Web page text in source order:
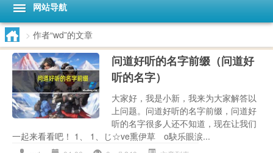
网站导航
> 作者“wd”的文章
问道好听的名字前缀（问道好
听的名字）
大家好，我是小新，我来为大家解答以
上问题。问道好听的名字前缀，问道好
听的名字很多人还不知道，现在让我们
一起来看看吧！ 1、 1、じ☆ve熏伊草ゞo駃乐眼涙...